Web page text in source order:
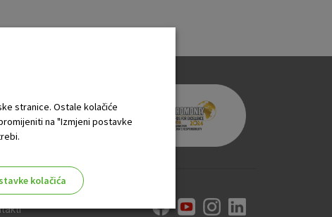
stranice. Ostale kolačiće
na "Izmjeni postavke
kolačića